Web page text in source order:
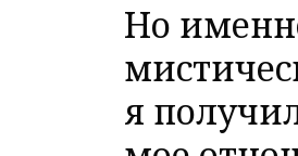
Но
я